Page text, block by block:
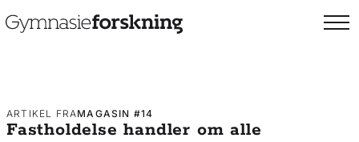
ARTIKEL FRAMAGASIN #14
Fastholdelse handler om alle